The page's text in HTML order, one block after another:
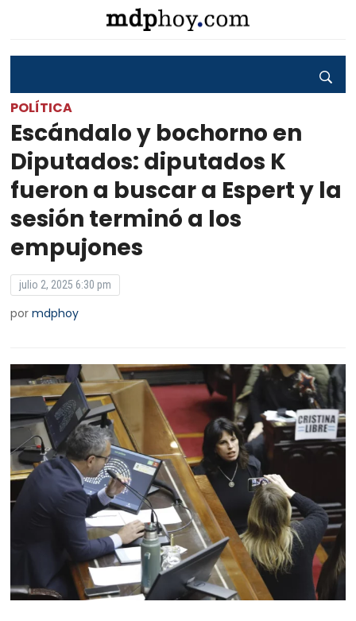
POLÍTICA
Escándalo y bochorno en
Diputados: diputados K
fueron a buscar a Espert y la
sesión terminó a los
empujones
julio 2, 2025 6:30 pm
pormdphoy